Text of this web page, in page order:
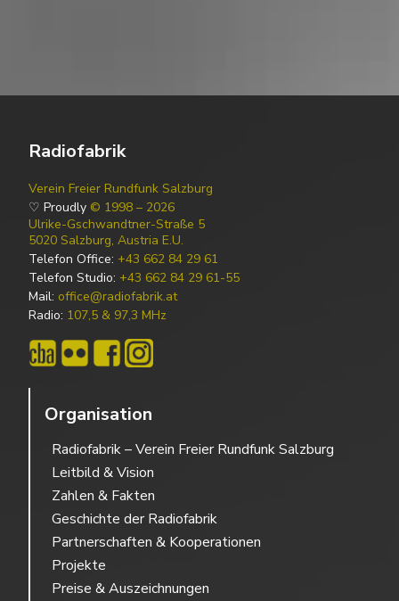
Radiofabrik
Verein Freier Rundfunk Salzburg
♡ Proudly © 1998 – 2026
Ulrike-Gschwandtner-Straße 5
5020 Salzburg, Austria E.U.
Telefon Office: +43 662 84 29 61
Telefon Studio: +43 662 84 29 61-55
Mail: office@radiofabrik.at
Radio: 107,5 & 97,3 MHz
Organisation
Radiofabrik – Verein Freier Rundfunk Salzburg
Leitbild & Vision
Zahlen & Fakten
Geschichte der Radiofabrik
Partnerschaften & Kooperationen
Projekte
Preise & Auszeichnungen